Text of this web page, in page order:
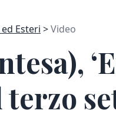
Esteri Video